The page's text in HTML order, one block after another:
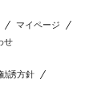
マイページ
せ
誘方針